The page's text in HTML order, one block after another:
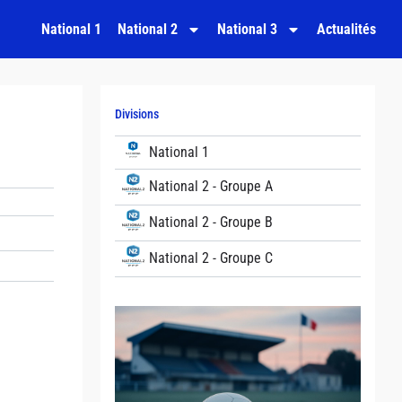
National 1 National 2 National 3 Actualités
Divisions
National 1
National 2 - Groupe A
National 2 - Groupe B
National 2 - Groupe C